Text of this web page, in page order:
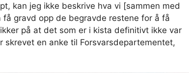
kan jeg ikke beskrive hva vi [sammen med
gravd opp de begravde restene for å få
på at det som er i kista definitivt ikke var
skrevet en anke til Forsvarsdepartementet,